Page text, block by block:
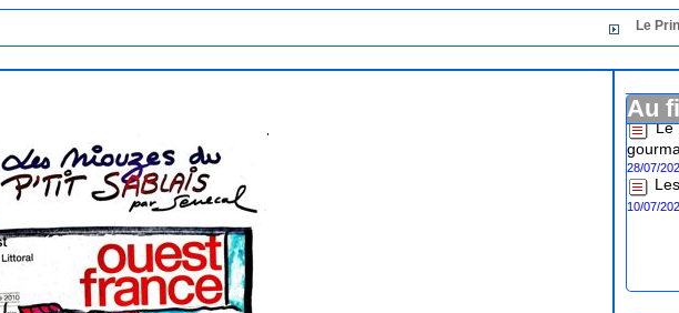
Le Printemps du livre
Au
Le
36
Le
28/07/
10/07/